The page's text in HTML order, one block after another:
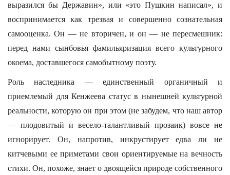
выразился бы Державин», или «это Пушкин написал», и
воспринимается как трезвая и совершенно сознательная
самооценка. Он — не вторичен, и он — не пересмешник:
перед нами сынбовья фамильяризация всего культурного
окоема, доставшегося самобытному поэту.
Роль наследника — единственный органичный и
приемлемый для Кенжеева статус в нынешней культурной
реальности, которую он при этом (не забудем, что наш автор
— плодовитый и весело-талантливый прозаик) вовсе не
игнорирует. Он, напротив, инкрустирует едва ли не
китчевыми ее приметами свои ориентируемые на вечность
стихи. Он, похоже, знает о двоящейся природе собственного